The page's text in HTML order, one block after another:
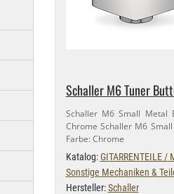
Schaller M6 Tuner
Schaller M6 Small Metal
Chrome Schaller M6
Farbe: Chrome
Katalog:GITARRENTEILE /
Sonstige Mechaniken &
Hersteller:Schaller